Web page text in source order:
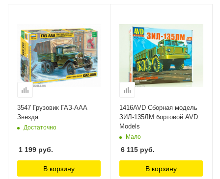
3547 Грузовик ГАЗ-ААА
Звезда
Достаточно
1 199 руб.
В корзину
1416AVD Сборная модель
ЗИЛ-135ЛМ бортовой AVD
Models
Мало
6 115 руб.
В корзину